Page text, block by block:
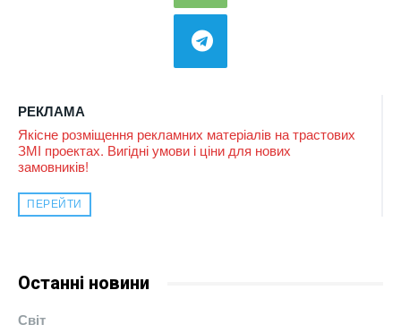
РЕКЛАМА
Якісне розміщення рекламних матеріалів на трастових
ЗМІ проектах. Вигідні умови і ціни для нових
замовників!
ПЕРЕЙТИ
Останні новини
Світ